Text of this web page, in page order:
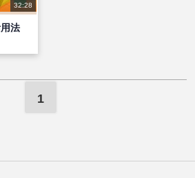
32:28
法
1